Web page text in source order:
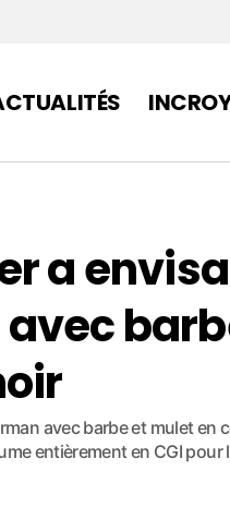
a
avec barbe et mulet
entièrement en CGI